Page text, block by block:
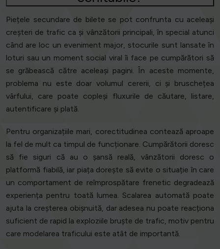
Piețele secundare de bilete se pot confrunta cu aceleași
creșteri de trafic ca și vânzătorii principali, în special atunci
când are loc un eveniment major, stocurile sunt lansate în
loturi sau un moment social viral îi face pe cumpărători să
se grăbească către aceleași pagini. În aceste momente,
problema nu este doar volumul cererii, ci și bruschețea
vârfului, care poate copleși fluxurile de căutare, listare,
autentificare și plată.
Pentru organizațiile mari, corectitudinea contează aproape
la fel de mult ca timpul de funcționare. Cumpărătorii doresc
să fie siguri că au o șansă reală, vânzătorii doresc o
platformă fiabilă, iar piața dorește să evite o situație în care
un comportament de reîmprospătare frenetic degradează
experiența pentru toată lumea. Scalarea automată poate
ajuta la creșterea obișnuită, dar adesea nu poate reacționa
suficient de rapid la exploziile bruște de trafic, motiv pentru
care modelarea traficului este atât de importantă.